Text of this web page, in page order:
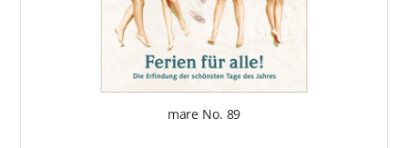
mare No. 89